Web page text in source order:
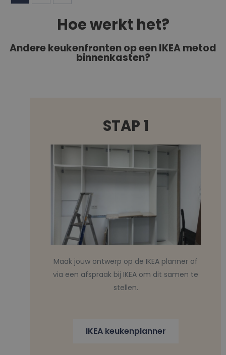
Hoe werkt het?
Andere keukenfronten op een IKEA metod
binnenkasten?
STAP 1
Maak jouw ontwerp op de IKEA planner of
via een afspraak bij IKEA om dit samen te
stellen.
IKEA keukenplanner